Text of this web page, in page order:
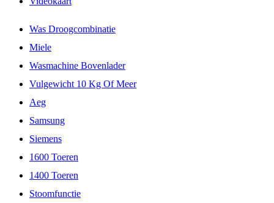
Was Droogcombinatie
Miele
Wasmachine Bovenlader
Vulgewicht 10 Kg Of Meer
Aeg
Samsung
Siemens
1600 Toeren
1400 Toeren
Stoomfunctie